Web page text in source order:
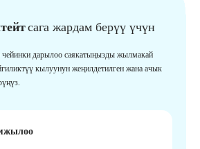
сага жардам берүү үчүн
дарылоо саякатыңызды жылмакай
кылуунун жеңилдетилген жана ачык